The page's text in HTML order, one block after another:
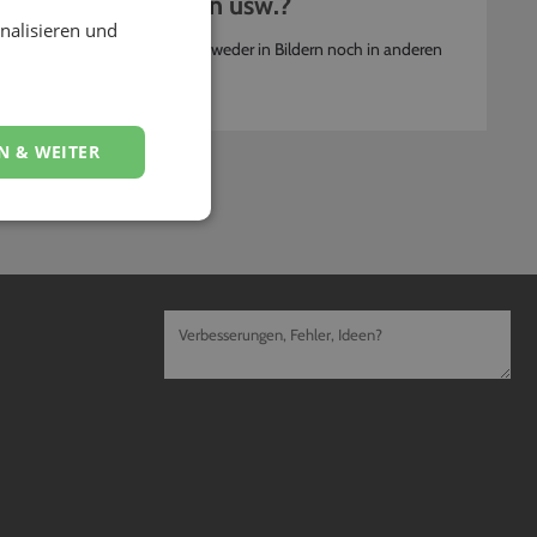
Bitte achte darauf, dass weder in Bildern noch in anderen
und
& WEITER